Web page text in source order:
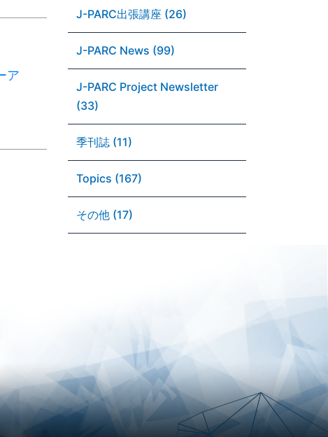
ア
J-PARC出張講座 (26)
J-PARC News (99)
J-PARC Project Newsletter
(33)
季刊誌 (11)
Topics (167)
その他 (17)